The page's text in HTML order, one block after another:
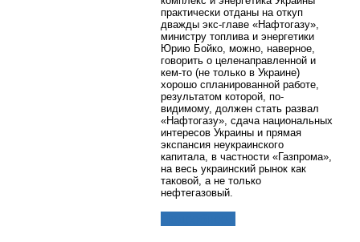
практически отданы на откуп
дважды экс-главе «Нафтогазу»,
министру топлива и энергетики
Юрию Бойко, можно, наверное,
говорить о целенаправленной и
кем-то (не только в Украине)
хорошо спланированной работе,
результатом которой, по-
видимому, должен стать развал
«Нафтогазу», сдача национальных
интересов Украины и прямая
экспансия неукраинского
капитала, в частности «Газпрома»,
на весь украинский рынок как
таковой, а не только
нефтегазовый.